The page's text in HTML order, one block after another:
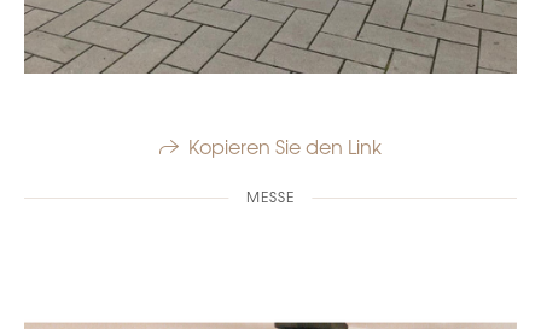
Kopieren Sie den Link
MESSE